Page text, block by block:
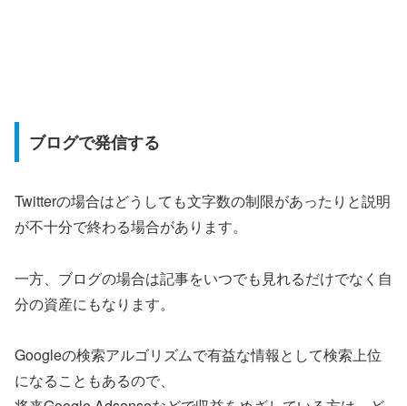
ブログで発信する
Twitterの場合はどうしても文字数の制限があったりと説明
が不十分で終わる場合があります。
一方、ブログの場合は記事をいつでも見れるだけでなく自
分の資産にもなります。
Googleの検索アルゴリズムで有益な情報として検索上位
になることもあるので、